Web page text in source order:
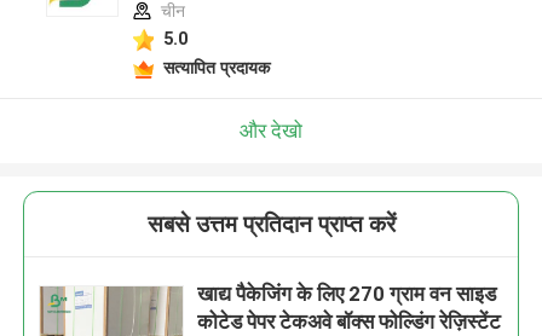
चीन
5.0
सत्यापित प्रदायक
और देखो
सबसे उत्तम प्रतिदान प्राप्त करें
खाद्य पैकेजिंग के लिए 270 ग्राम वन साइड
कोटेड पेपर टेकअवे बॉक्स फोल्डिंग रेज़िस्टेंट